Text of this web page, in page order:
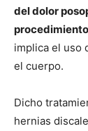
del dolor
implica el uso
el cuerpo.
Dicho
hernias